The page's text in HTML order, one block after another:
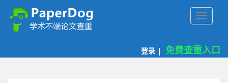
登录 | 免费查重入口